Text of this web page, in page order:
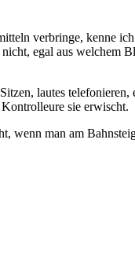
verbringe, kenne
egal aus welchem
lautes telefonieren,
sie erwischt.
wenn man am